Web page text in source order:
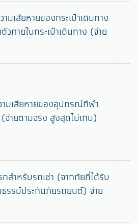
มเสียหายของกระเป๋าเดินทาง
ภายในกระเป๋าเดินทาง (จ่าย
ามเสียหายของอุปกรณ์กีฬา
ายตามจริง สูงสุดไม่เกิน)
กสำหรับรถเช่า (จากภัยที่ได้รับ
รรม์ประกันภัยรถยนต์) จ่าย